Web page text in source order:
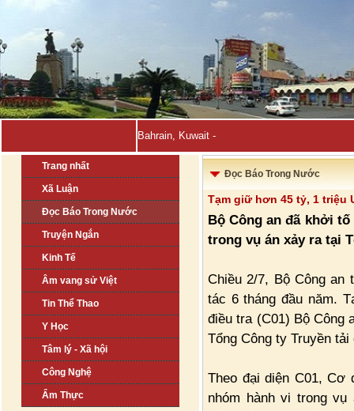
Bahrain, Kuwait tuyên bố đẩy _
Trang nhất
Xã Luận
Đọc Báo Trong Nước
Truyện Ngắn
Kinh Tế
Âm vang sử Việt
Tin Thể Thao
Y Học
Tâm lý - Xã hội
Công Nghệ
Ẩm Thực
Đọc Báo Trong Nước
Tạm giữ hơn 45 tỷ, 1 triệu
Bộ Công an đã khởi
trong vụ án xảy ra tại
Chiều 2/7, Bộ Công an
tác 6 tháng đầu năm.
điều tra (C01) Bộ Công
Tổng Công ty Truyền
Theo đại diện C01, Cơ
nhóm hành vi trong